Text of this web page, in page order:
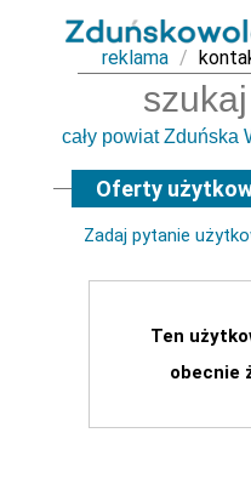
reklama /
Oferty
Zadaj pytanie
Ten
obecnie